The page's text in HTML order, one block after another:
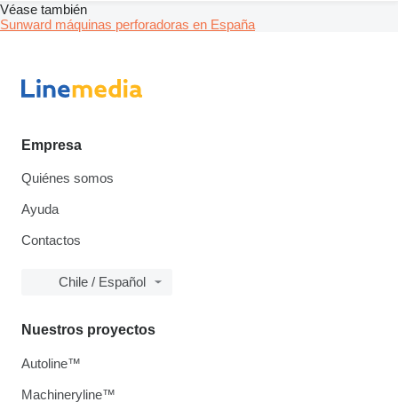
Véase también
Sunward máquinas perforadoras en España
Empresa
Quiénes somos
Ayuda
Contactos
Chile / Español
Nuestros proyectos
Autoline™
Machineryline™